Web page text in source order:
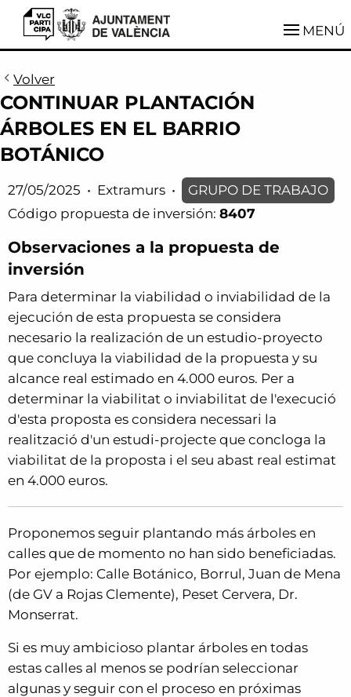
VLCParticipa MENÚ
Volver
CONTINUAR PLANTACIÓN
ÁRBOLES EN EL BARRIO
BOTÁNICO
27/05/2025 • Extramurs •
GRUPO DE TRABAJO
Código propuesta de inversión: 8407
Observaciones a la propuesta de
inversión
Para determinar la viabilidad o inviabilidad de la
ejecución de esta propuesta se considera
necesario la realización de un estudio-proyecto
que concluya la viabilidad de la propuesta y su
alcance real estimado en 4.000 euros. Per a
determinar la viabilitat o inviabilitat de l'execució
d'esta proposta es considera necessari la
realització d'un estudi-projecte que concloga la
viabilitat de la proposta i el seu abast real estimat
en 4.000 euros.
Proponemos seguir plantando más árboles en
calles que de momento no han sido beneficiadas.
Por ejemplo: Calle Botánico, Borrul, Juan de Mena
(de GV a Rojas Clemente), Peset Cervera, Dr.
Monserrat.
Si es muy ambicioso plantar árboles en todas
estas calles al menos se podrían seleccionar
algunas y seguir con el proceso en próximas